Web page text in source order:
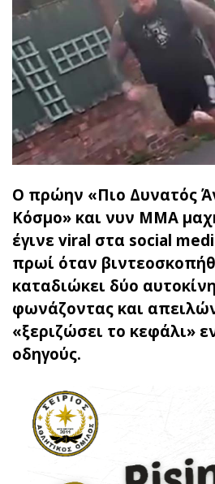
Ο πρώην «Πιο Δυνατός
Κόσμο» και νυν MMA
έγινε viral στα social
πρωί όταν
καταδιώκει δύο
φωνάζοντας και
«ξεριζώσει το κεφάλι»
οδηγούς.